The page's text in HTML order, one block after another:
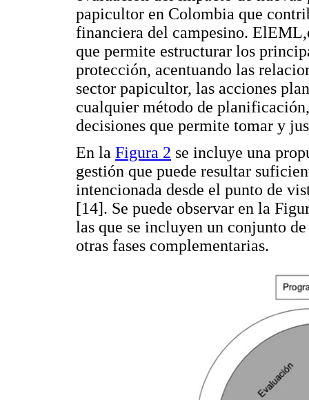
papicultor en Colombia que
financiera del campesino.
que permite estructurar los
protección, acentuando las
sector papicultor, las acciones
cualquier método de
decisiones que permite tomar y
En la Figura 2 se incluye una
gestión que puede resultar
intencionada desde el punto de
[14]. Se puede observar en la
las que se incluyen un conjunto
otras fases complementarias.